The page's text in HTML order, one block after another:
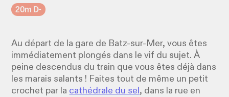
20m D-
Au départ de la gare de Batz-sur-Mer, vous êtes
immédiatement plongés dans le vif du sujet. À
peine descendus du train que vous êtes déjà dans
les marais salants ! Faites tout de même un petit
crochet par la cathédrale du sel , dans la rue en